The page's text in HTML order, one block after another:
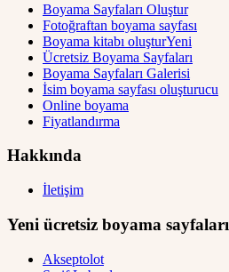
Boyama Sayfaları Oluştur
Fotoğraftan boyama sayfası
Boyama kitabı oluşturYeni
Ücretsiz Boyama Sayfaları
Boyama Sayfaları Galerisi
İsim boyama sayfası oluşturucu
Online boyama
Fiyatlandırma
Hakkında
İletişim
Yeni ücretsiz boyama sayfaları
Akseptolot